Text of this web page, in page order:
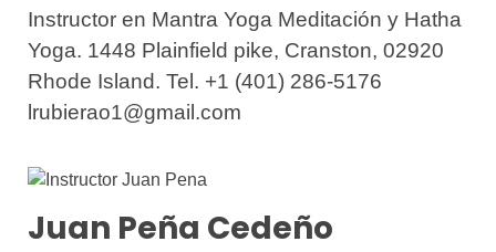
Instructor en Mantra Yoga Meditación y Hatha
Yoga. 1448 Plainfield pike, Cranston, 02920
Rhode Island. Tel. +1 (401) 286-5176
lrubierao1@gmail.com
Juan Peña Cedeño